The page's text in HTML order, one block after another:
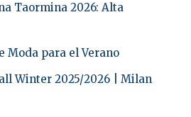
Taormina 2026: Alta
Moda para el Verano
Winter 2025/2026 | Milan